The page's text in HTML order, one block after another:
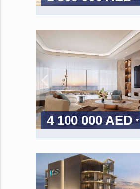
4 100 000 AED